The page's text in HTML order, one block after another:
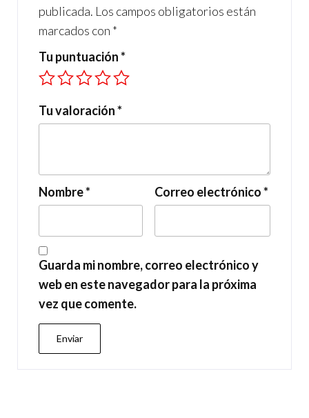
publicada. Los campos obligatorios están
marcados con *
Tu puntuación*
Tu valoración*
Nombre* Correo electrónico*
Guarda mi nombre, correo electrónico y
web en este navegador para la próxima
vez que comente.